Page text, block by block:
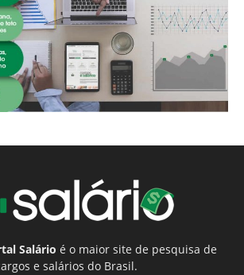
Salário é o maior site de pesquisa de
e salários do Brasil.